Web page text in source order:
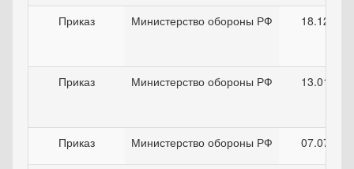
Приказ Министерство обороны РФ
Приказ Министерство обороны РФ
Приказ Министерство обороны РФ